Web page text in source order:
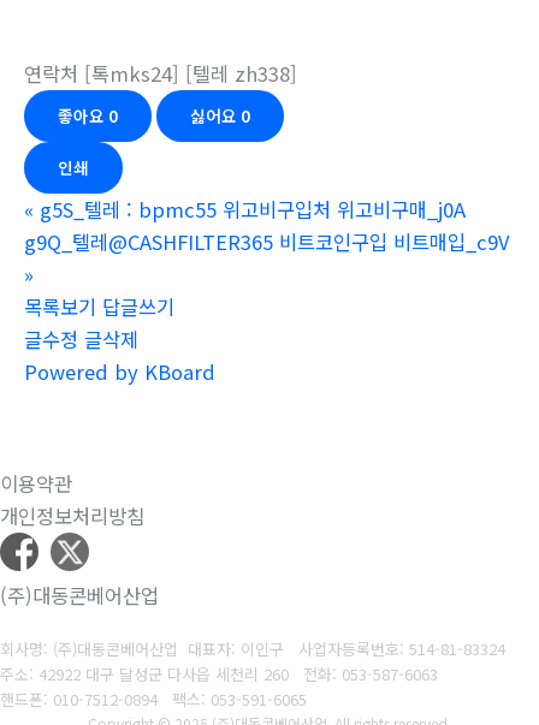
연락처 [톡mks24] [텔레 zh338]
좋아요 0 싫어요 0
인쇄
« g5S_텔레 : bpmc55 위고비구입처 위고비구매_j0A
g9Q_텔레@CASHFILTER365 비트코인구입 비트매입_c9V
»
목록보기 답글쓰기
글수정 글삭제
Powered by KBoard
이용약관
개인정보처리방침
(주)대동콘베어산업
회사명: (주)대동콘베어산업 대표자: 이인구 사업자등록번호: 514-81-83324
주소: 42922 대구 달성군 다사읍 세천리 260 전화: 053-587-6063
핸드폰: 010-7512-0894
팩스: 053-591-6065